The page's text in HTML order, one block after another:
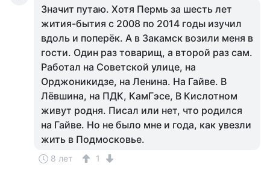
Значит путаю. Хотя Пермь за шесть лет
жития-бытия с 2008 по 2014 годы изучил
вдоль и поперёк. А в Закамск возили меня в
гости. Один раз товарищ, а второй раз сам.
Работал на Советской улице, на
Орджоникидзе, на Ленина. На Гайве. В
Лёвшина, на ПДК, КамГэсе, В Кислотном
живут родня. Писал или нет, что родился
на Гайве. Но не было мне и года, как увезли
жить в Подмосковье.
8 лет
1